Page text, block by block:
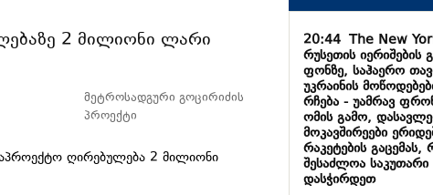
2 მილიონი ლარი
მეტროსადგური გოცირიძის
პროექტი
ღირებულება 2 მილიონი
20:44The New
რუსეთის იერიშების
ფონზე, საჰაერო
უკრაინის
რჩება - უამრავ
ომის გამო,
მოკავშირეები
რაკეტების
შესაძლოა საკუთარი
დასჭირდეთ